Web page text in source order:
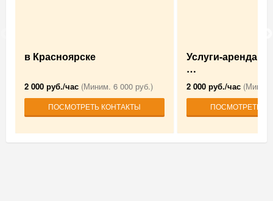
в Красноярске
2 000 руб./час (Миним. 6 000 руб.)
ПОСМОТРЕТЬ КОНТАКТЫ
Услуги-аренда
…
2 000 руб./час
ПОСМОТРЕТЬ